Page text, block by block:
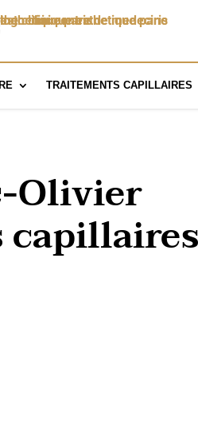
TRAITEMENTS CAPILLAIRES
Olivier